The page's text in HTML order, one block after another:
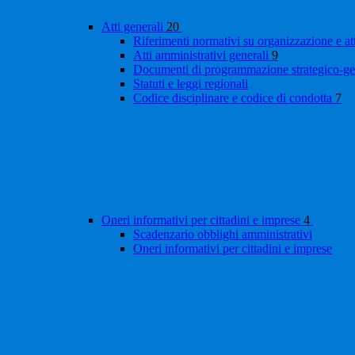
Atti generali 20
Riferimenti normativi su organizzazione e
Atti amministrativi generali 9
Documenti di programmazione strategico-
Statuti e leggi regionali
Codice disciplinare e codice di condotta 7
Oneri informativi per cittadini e imprese 4
Scadenzario obblighi amministrativi
Oneri informativi per cittadini e imprese